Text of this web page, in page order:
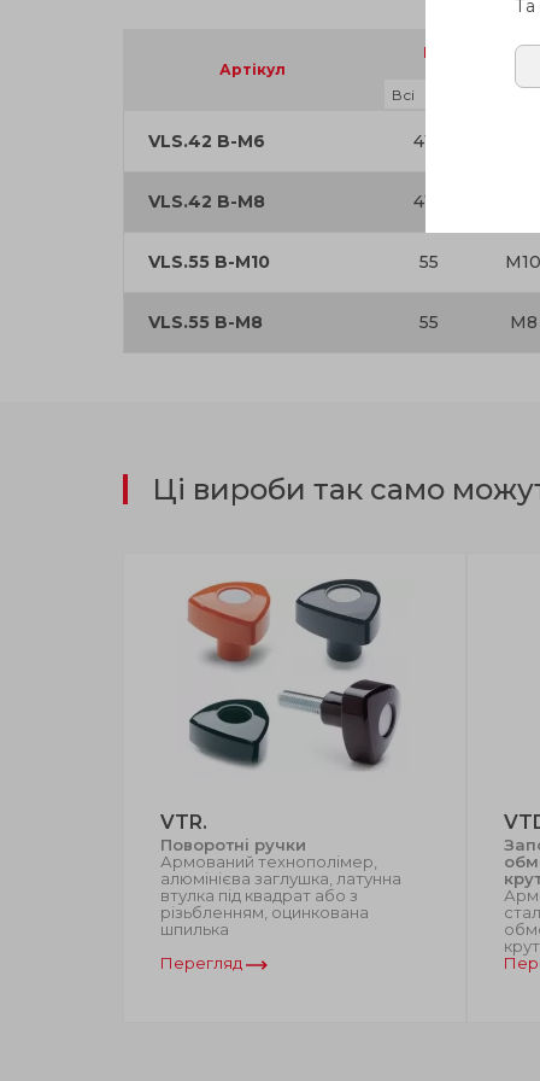
Артікул
D d
VLS.42 B-M6 41.5
VLS.42 B-M8 41.5
VLS.55 B-M10 55 M10
VLS.55 B-M8 55 M8
Ці вироби так само
VTR.
Поворотні ручки
Армований технополімер,
алюмінієва заглушка, латунна
втулка під квадрат або з
різьбленням, оцинкована
шпилька
Перегляд
Та